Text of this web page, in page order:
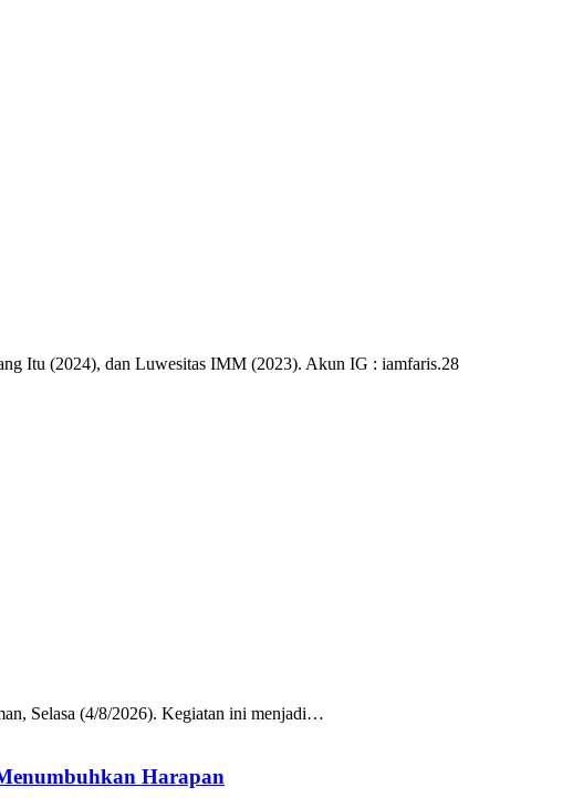
Itu (2024), dan Luwesitas IMM (2023). Akun IG : iamfaris.28
Selasa (4/8/2026). Kegiatan ini menjadi…
Harapan